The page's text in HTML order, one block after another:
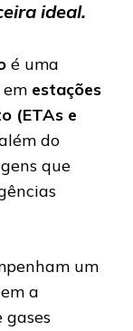
ideal.
é uma
estações
(ETAs e
do
que
um
a
gases